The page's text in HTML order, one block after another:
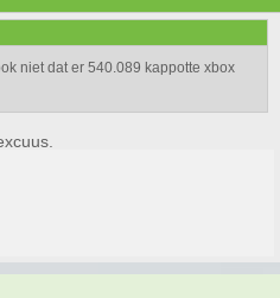
niet dat er 540.089 kappotte xbox